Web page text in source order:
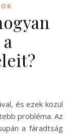
probléma. Az
a fáradtság